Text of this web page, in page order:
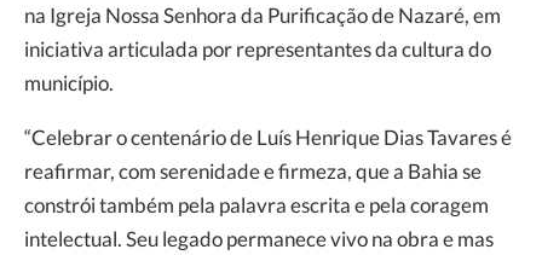
na Igreja Nossa Senhora da Purificação de Nazaré, em
iniciativa articulada por representantes da cultura do
município.
“Celebrar o centenário de Luís Henrique Dias Tavares é
reafirmar, com serenidade e firmeza, que a Bahia se
constrói também pela palavra escrita e pela coragem
intelectual. Seu legado permanece vivo na obra e mas